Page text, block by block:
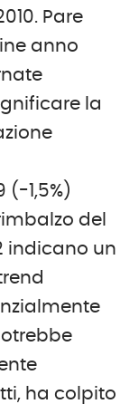
Pare
anno
la
(-1,5%)
del
indicano un
ha colpito